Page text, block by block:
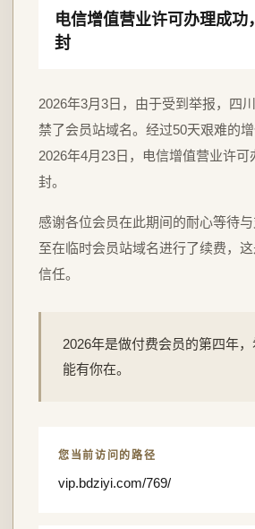
电信增值营业许可办理成功
封
2026年3月3日，由于受到举报，四
禁了会员站域名。经过50天艰难的增
2026年4月23日，电信增值营业许
封。
感谢各位会员在此期间的耐心等待
至在临时会员站域名进行了续费，
信任。
2026年是做付费会员的第四年
能有你在。
您当前访问的路径
vip.bdziyi.com/769/